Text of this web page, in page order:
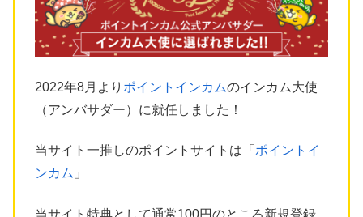
2022年8月より ポイントインカムのインカム大使
（アンバサダー）に就任しました！
当サイト一推しのポイントサイトは「 ポイントイ
ンカム 」
当サイト特典として通常100円のところ新規登録